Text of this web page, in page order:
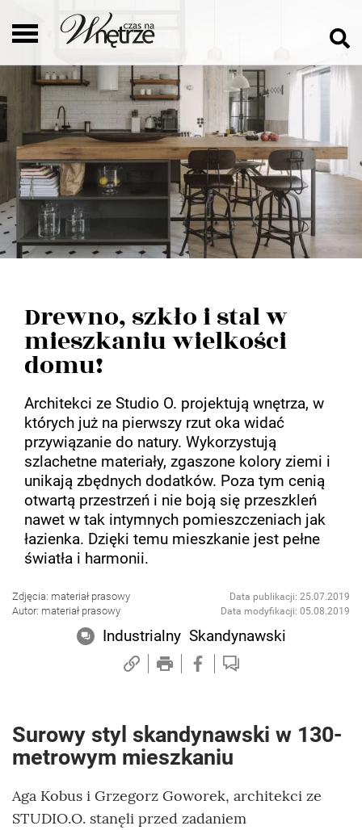
Drewno, szkło i stal w
mieszkaniu wielkości
domu!
Architekci ze Studio O. projektują wnętrza, w
których już na pierwszy rzut oka widać
przywiązanie do natury. Wykorzystują
szlachetne materiały, zgaszone kolory ziemi i
unikają zbędnych dodatków. Poza tym cenią
otwartą przestrzeń i nie boją się przeszkleń
nawet w tak intymnych pomieszczeniach jak
łazienka. Dzięki temu mieszkanie jest pełne
światła i harmonii.
Zdjęcia: materiał prasowy
Autor: materiał prasowy
Data publikacji: 25.07.2019
Data modyfikacji: 05.08.2019
Industrialny Skandynawski
Surowy styl skandynawski w 130-
metrowym mieszkaniu
Aga Kobus i Grzegorz Goworek, architekci ze
STUDIO.O. stanęli przed zadaniem